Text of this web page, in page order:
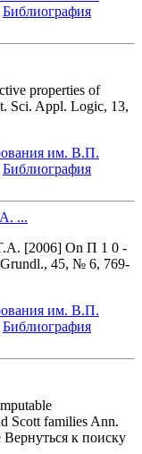
Библиография
properties of
Sci. Appl. Logic, 13,
им. В.П.
Библиография
...
[2006] On Π 1 0 -
Grundl., 45, № 6, 769-
им. В.П.
Библиография
Scott families Ann.
к поиску